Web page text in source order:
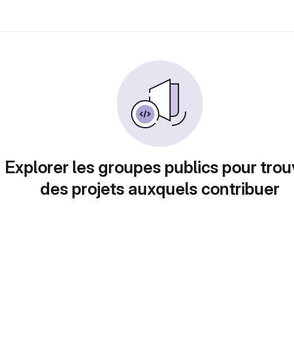
Explorer les groupes publics pour
des projets auxquels contribuer